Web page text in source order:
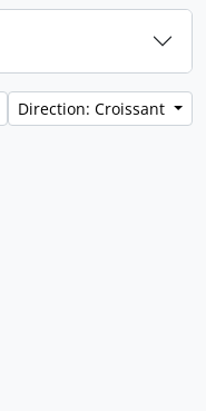
Direction: Croissant